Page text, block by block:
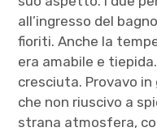
all’ingresso del
fioriti. Anche la
era amabile e
cresciuta. Provavo
che non riuscivo a
strana atmosfera,